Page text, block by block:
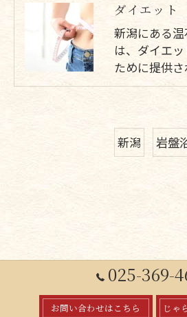
ダイエット
新潟にある
は、ダイエ
ために提供
新潟 岩盤
025-369-
お問い合わせはこちら じゃ